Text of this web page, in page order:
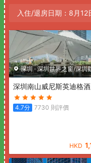
入住/退房日期： 8月12
深圳·深圳世界之窗/深圳
深圳南山威尼斯英迪格
(Hotel Indigo SHENZHEN
OVERSEAS CHINESE
4.7分 7730 則評價
HKD